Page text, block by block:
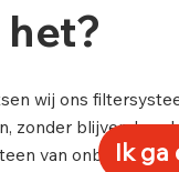
wij ons
zonder blijvende
van onbeperkt
Ik ga